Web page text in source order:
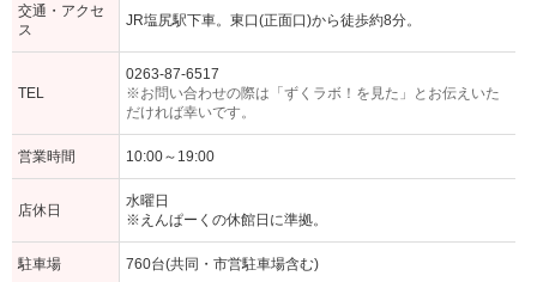
交通・アクセ
ス
JR塩尻駅下車。東口(正面口)から徒歩約8分。
TEL
0263-87-6517
※お問い合わせの際は「ずくラボ！を見た」とお伝えいた
だければ幸いです。
営業時間 10:00～19:00
店休日
水曜日
※えんぱーくの休館日に準拠。
駐車場 760台(共同・市営駐車場含む)